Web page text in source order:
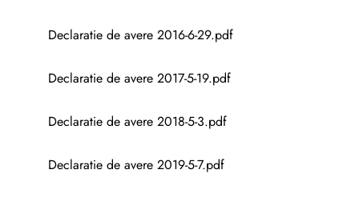
Declaratie de avere 2016-6-29.pdf
Declaratie de avere 2017-5-19.pdf
Declaratie de avere 2018-5-3.pdf
Declaratie de avere 2019-5-7.pdf